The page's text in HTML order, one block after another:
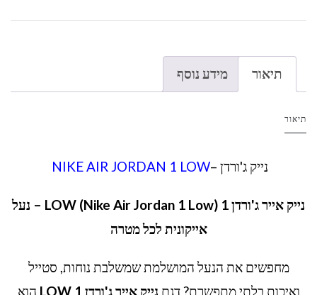
תיאור מידע נוסף
תיאור
נייק ג'ורדן –NIKE AIR JORDAN 1 LOW
נייק אייר ג'ורדן 1 LOW (Nike Air Jordan 1 Low) – נעל
אייקונית לכל מטרה
מחפשים את הנעל המושלמת שמשלבת נוחות, סטייל
ואיכות בלתי מתפשרת? דגם נייק אייר ג'ורדן 1 LOW הוא